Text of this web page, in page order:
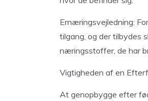
Ernæringsvejledning:
tilgang, og der tilbydes
næringsstoffer, de har
Vigtigheden af en
At genopbygge efter